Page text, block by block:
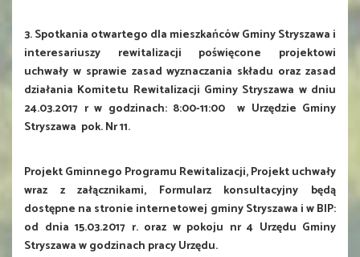
3. Spotkania otwartego dla mieszkańców Gminy Stryszawa i
interesariuszy rewitalizacji poświęcone projektowi
uchwały w sprawie zasad wyznaczania składu oraz zasad
działania Komitetu Rewitalizacji Gminy Stryszawa w dniu
24.03.2017 r w godzinach: 8:00-11:00 w Urzędzie Gminy
Stryszawa pok. Nr 11.
Projekt Gminnego Programu Rewitalizacji, Projekt uchwały
wraz z załącznikami, Formularz konsultacyjny będą
dostępne na stronie internetowej gminy Stryszawa i w BIP:
od dnia 15.03.2017 r. oraz w pokoju nr 4 Urzędu Gminy
Stryszawa w godzinach pracy Urzędu.